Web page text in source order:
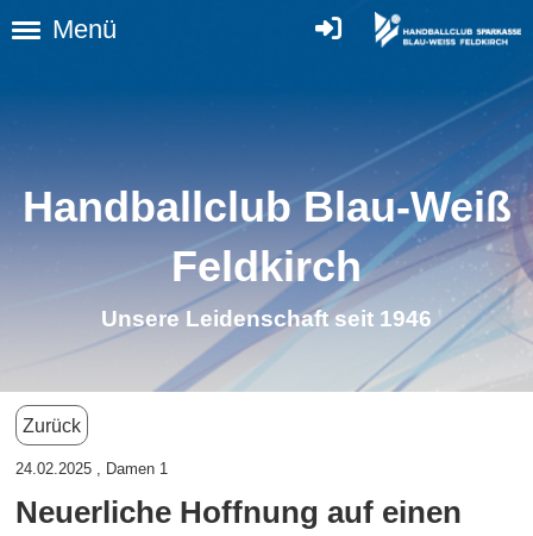
Menü
Handballclub Blau-Weiß
Feldkirch
Unsere Leidenschaft seit 1946
Zurück
24.02.2025 , Damen 1
Neuerliche Hoffnung auf einen